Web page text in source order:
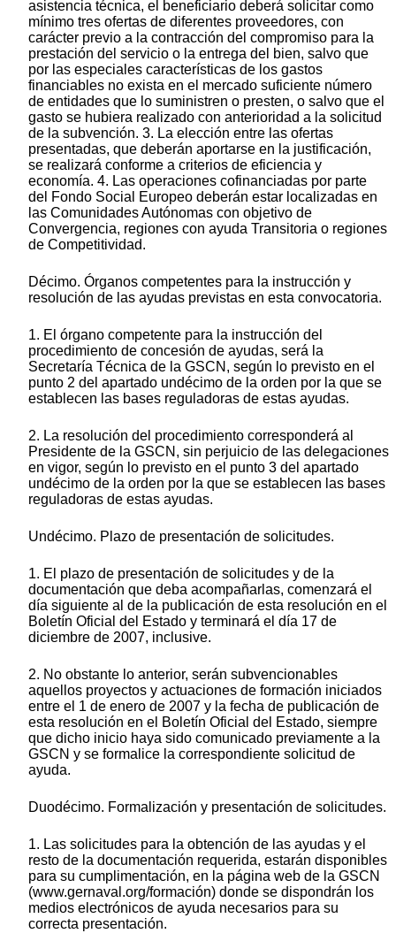
asistencia técnica, el beneficiario deberá solicitar como
mínimo tres ofertas de diferentes proveedores, con
carácter previo a la contracción del compromiso para la
prestación del servicio o la entrega del bien, salvo que
por las especiales características de los gastos
financiables no exista en el mercado suficiente número
de entidades que lo suministren o presten, o salvo que el
gasto se hubiera realizado con anterioridad a la solicitud
de la subvención. 3. La elección entre las ofertas
presentadas, que deberán aportarse en la justificación,
se realizará conforme a criterios de eficiencia y
economía. 4. Las operaciones cofinanciadas por parte
del Fondo Social Europeo deberán estar localizadas en
las Comunidades Autónomas con objetivo de
Convergencia, regiones con ayuda Transitoria o regiones
de Competitividad.
Décimo. Órganos competentes para la instrucción y
resolución de las ayudas previstas en esta convocatoria.
1. El órgano competente para la instrucción del
procedimiento de concesión de ayudas, será la
Secretaría Técnica de la GSCN, según lo previsto en el
punto 2 del apartado undécimo de la orden por la que se
establecen las bases reguladoras de estas ayudas.
2. La resolución del procedimiento corresponderá al
Presidente de la GSCN, sin perjuicio de las delegaciones
en vigor, según lo previsto en el punto 3 del apartado
undécimo de la orden por la que se establecen las bases
reguladoras de estas ayudas.
Undécimo. Plazo de presentación de solicitudes.
1. El plazo de presentación de solicitudes y de la
documentación que deba acompañarlas, comenzará el
día siguiente al de la publicación de esta resolución en el
Boletín Oficial del Estado y terminará el día 17 de
diciembre de 2007, inclusive.
2. No obstante lo anterior, serán subvencionables
aquellos proyectos y actuaciones de formación iniciados
entre el 1 de enero de 2007 y la fecha de publicación de
esta resolución en el Boletín Oficial del Estado, siempre
que dicho inicio haya sido comunicado previamente a la
GSCN y se formalice la correspondiente solicitud de
ayuda.
Duodécimo. Formalización y presentación de solicitudes.
1. Las solicitudes para la obtención de las ayudas y el
resto de la documentación requerida, estarán disponibles
para su cumplimentación, en la página web de la GSCN
(www.gernaval.org/formación) donde se dispondrán los
medios electrónicos de ayuda necesarios para su
correcta presentación.